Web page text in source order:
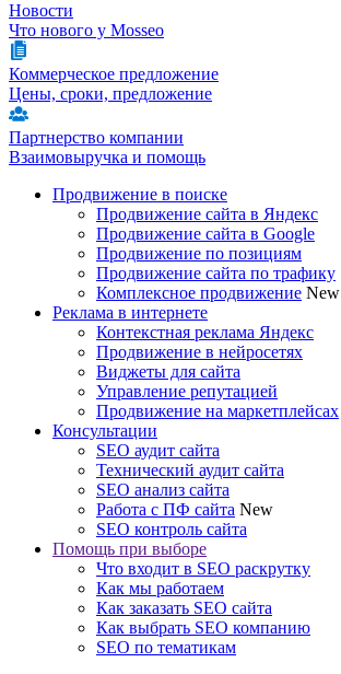
Новости
Что нового у Mosseo
Коммерческое предложение
Цены, сроки, предложение
Партнерство компании
Взаимовыручка и помощь
Продвижение в поиске
Продвижение сайта в Яндекс
Продвижение сайта в Google
Продвижение по позициям
Продвижение сайта по трафику
Комплексное продвижение New
Реклама в интернете
Контекстная реклама Яндекс
Продвижение в нейросетях
Виджеты для сайта
Управление репутацией
Продвижение на маркетплейсах
Консультации
SEO аудит сайта
Технический аудит сайта
SEO анализ сайта
Работа с ПФ сайта New
SEO контроль сайта
Помощь при выборе
Что входит в SEO раскрутку
Как мы работаем
Как заказать SEO сайта
Как выбрать SEO компанию
SEO по тематикам